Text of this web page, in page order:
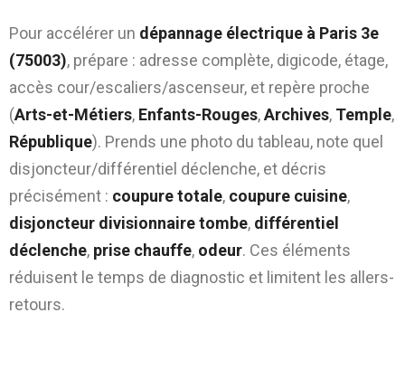
Pour accélérer un dépannage électrique à Paris 3e
(75003), prépare : adresse complète, digicode, étage,
accès cour/escaliers/ascenseur, et repère proche
(Arts-et-Métiers, Enfants-Rouges,Archives, Temple,
République). Prends une photo du tableau, note quel
disjoncteur/différentiel déclenche, et décris
précisément : coupure totale, coupure cuisine,
disjoncteur divisionnaire tombe, différentiel
déclenche, prise chauffe, odeur. Ces éléments
réduisent le temps de diagnostic et limitent les allers-
retours.